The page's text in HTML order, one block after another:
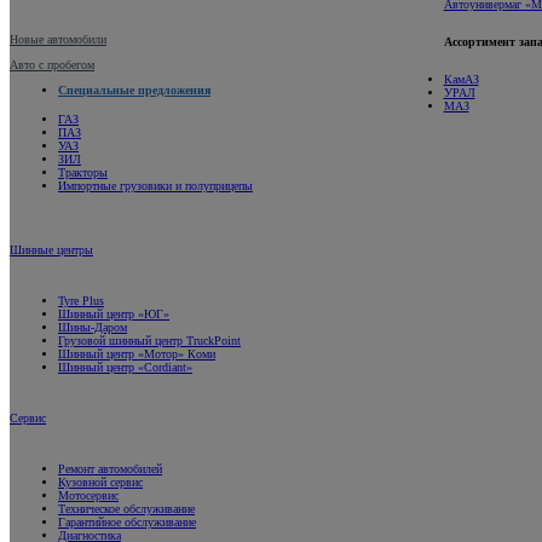
Новые автомобили
Авто с пробегом
Специальные предложения
Автоунивермаг
Ассортимент
КамАЗ
УРАЛ
МАЗ
ГАЗ
ПАЗ
УАЗ
ЗИЛ
Тракторы
Импортные грузовики и полуприцепы
Шинные центры
Tyre Plus
Шинный центр «ЮГ»
Шины-Даром
Грузовой шинный центр TruckPoint
Шинный центр «Мотор» Коми
Шинный центр «Cordiant»
Сервис
Ремонт автомобилей
Кузовной сервис
Мотосервис
Техническое обслуживание
Гарантийное обслуживание
Диагностика